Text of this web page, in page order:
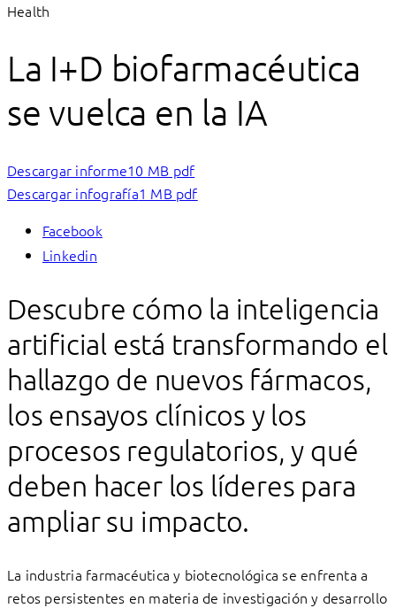
Health
La I+D biofarmacéutica
se vuelca en la IA
Descargar informe10 MB pdf
Descargar infografía1 MB pdf
Facebook
Linkedin
Descubre cómo la inteligencia
artificial está transformando el
hallazgo de nuevos fármacos,
los ensayos clínicos y los
procesos regulatorios, y qué
deben hacer los líderes para
ampliar su impacto.
La industria farmacéutica y biotecnológica se enfrenta a
retos persistentes en materia de investigación y desarrollo